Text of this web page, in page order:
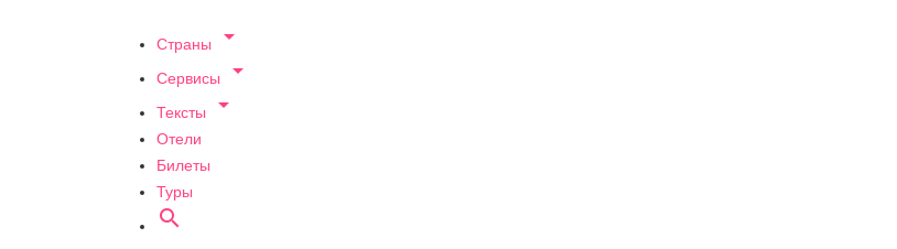
Страны 
Сервисы 
Тексты 
Отели
Билеты
Туры
